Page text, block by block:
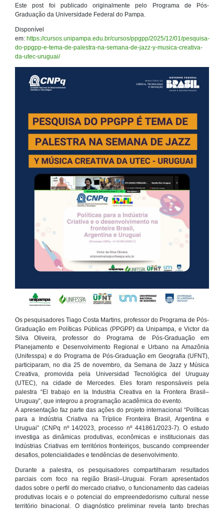
Este post foi publicado originalmente pelo Programa de Pós-
Graduação da Universidade Federal do Pampa.
Disponível
em: https://cursos.unipampa.edu.br/cursos/ppgpp/2025/12/01/pesquisa-
do-ppgpp-e-tema-de-palestra-na-semana-de-jazz-y-musica-creativa-
da-utec-uruguai/
Os pesquisadores Tiago Costa Martins, professor do Programa de Pós-
Graduação em Políticas Públicas (PPGPP) da Unipampa, e Victor da
Silva Oliveira, professor do Programa de Pós-Graduação em
Planejamento e Desenvolvimento Regional e Urbano na Amazônia
(Unifesspa) e do Programa de Pós-Graduação em Geografia (UFNT),
participaram, no dia 25 de novembro, da Semana de Jazz y Música
Creativa, promovida pela Universidad Tecnológica del Uruguay
(UTEC), na cidade de Mercedes. Eles foram responsáveis pela
palestra “El trabajo en la Industria Creativa en la Frontera Brasil–
Uruguay”, que integrou a programação acadêmica do evento.
A apresentação faz parte das ações do projeto internacional “Políticas
para a Indústria Criativa na Tríplice Fronteira Brasil, Argentina e
Uruguai” (CNPq nº 14/2023, processo nº 441861/2023-7). O estudo
investiga as dinâmicas produtivas, econômicas e institucionais das
Indústrias Criativas em territórios fronteiriços, buscando compreender
desafios, potencialidades e tendências de desenvolvimento.
Durante a palestra, os pesquisadores compartilharam resultados
parciais com foco na região Brasil–Uruguai. Foram apresentados
dados sobre o perfil do mercado criativo, o funcionamento das cadeias
produtivas locais e o potencial do empreendedorismo cultural nesse
território binacional. O diagnóstico preliminar revela tanto brechas